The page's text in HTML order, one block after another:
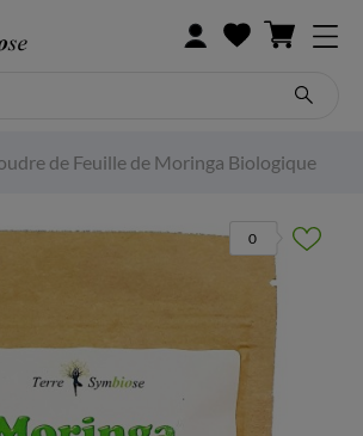
de Feuille de Moringa Biologique
0